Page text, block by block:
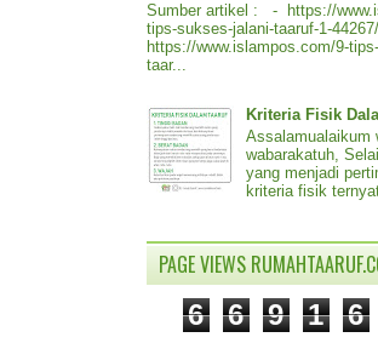
Sumber artikel : - https://
tips-sukses-jalani-taaruf-1-
https://www.islampos.com/9-
taar...
Kriteria Fisik
Assalamualaikum
wabarakatuh,
yang menjadi
kriteria fisik
PAGE VIEWS
6 6 9 1 6